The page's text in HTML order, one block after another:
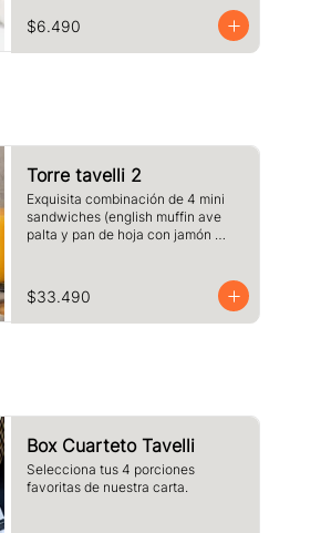
$6.490
Torre tavelli 2
Exquisita combinación de 4 mini
sandwiches (english muffin ave
palta y pan de hoja con jamón
frambuesas + 2 café o té + 2 jugos
pequeños.
$33.490
Box Cuarteto Tavelli
Selecciona tus 4 porciones
favoritas de nuestra carta.